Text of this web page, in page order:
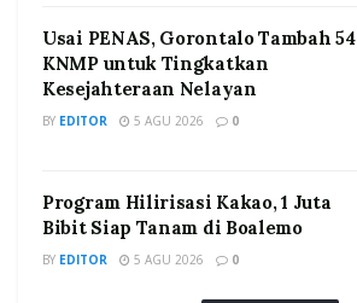
Usai PENAS, Gorontalo Tambah 54
KNMP untuk Tingkatkan
Kesejahteraan Nelayan
BY EDITOR 5 AGU 2026 0
Program Hilirisasi Kakao, 1 Juta
Bibit Siap Tanam di Boalemo
BY EDITOR 5 AGU 2026 0